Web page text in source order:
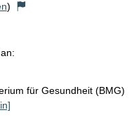
)
für Gesundheit (BMG)